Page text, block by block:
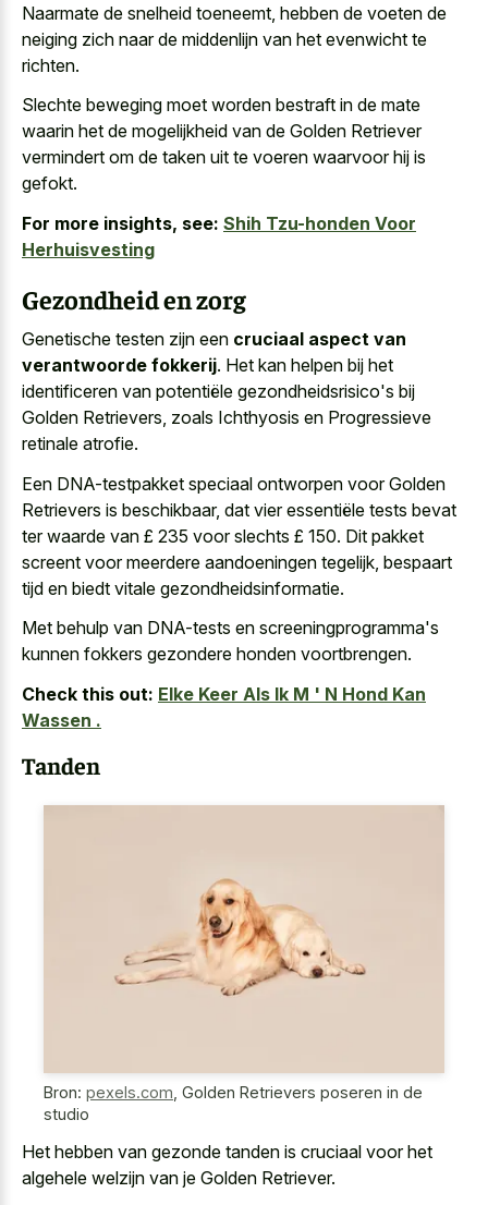
Naarmate de snelheid toeneemt, hebben de voeten de
neiging zich naar de middenlijn van het evenwicht te
richten.
Slechte beweging moet worden bestraft in de mate
waarin het de mogelijkheid van de Golden Retriever
vermindert om de taken uit te voeren waarvoor hij is
gefokt.
For more insights, see: Shih Tzu-honden Voor
Herhuisvesting
Gezondheid en zorg
Genetische testen zijn een cruciaal aspect van
verantwoorde fokkerij. Het kan helpen bij het
identificeren van potentiële gezondheidsrisico's bij
Golden Retrievers, zoals Ichthyosis en Progressieve
retinale atrofie.
Een DNA-testpakket speciaal ontworpen voor Golden
Retrievers is beschikbaar, dat vier essentiële tests bevat
ter waarde van £ 235 voor slechts £ 150. Dit pakket
screent voor meerdere aandoeningen tegelijk, bespaart
tijd en biedt vitale gezondheidsinformatie.
Met behulp van DNA-tests en screeningprogramma's
kunnen fokkers gezondere honden voortbrengen.
Check this out: Elke Keer Als Ik M ' N Hond Kan
Wassen .
Tanden
Bron: pexels.com Golden Retrievers poseren in de
studio
Het hebben van gezonde tanden is cruciaal voor het
algehele welzijn van je Golden Retriever.